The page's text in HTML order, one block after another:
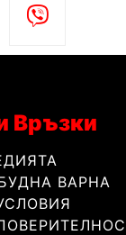
Връзки
ВАРНА